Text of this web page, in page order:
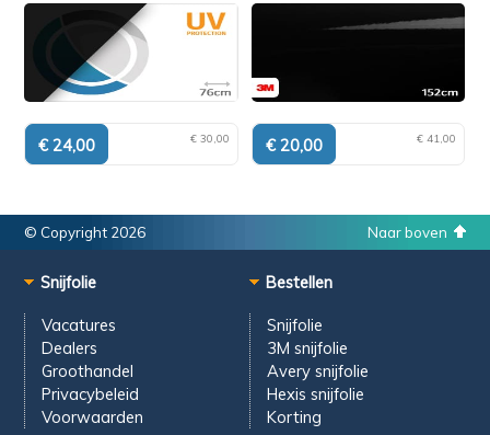
€ 30,00 € 41,00
Naar boven
© Copyright 2026
Snijfolie
Vacatures
Dealers
Groothandel
Privacybeleid
Voorwaarden
Bestellen
Snijfolie
3M snijfolie
Avery snijfolie
Hexis snijfolie
Korting